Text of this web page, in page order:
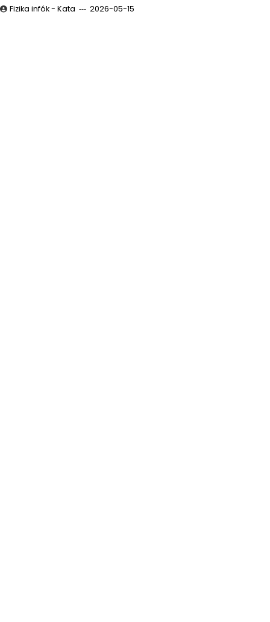
Fizika infók - Kata 2026-05-15